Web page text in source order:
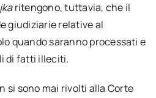
ritengono, tuttavia, che il
giudiziarie relative al
quando saranno processati e
di fatti illeciti.
si sono mai rivolti alla Corte